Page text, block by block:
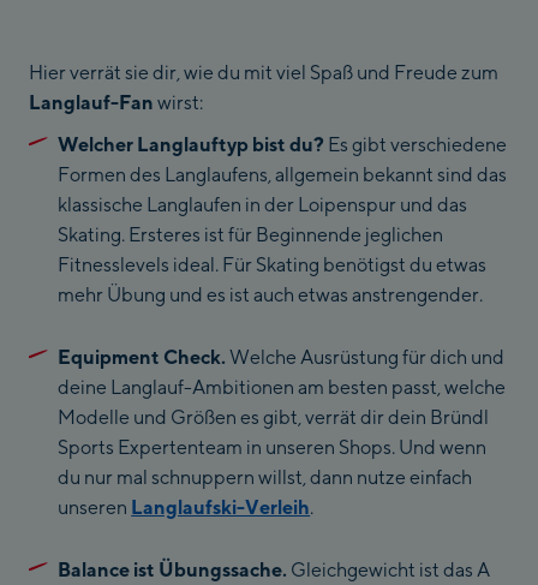
Hier verrät sie dir, wie du mit viel Spaß und Freude zum
Langlauf-Fan wirst:
Welcher Langlauftyp bist du? Es gibt verschiedene
Formen des Langlaufens, allgemein bekannt sind das
klassische Langlaufen in der Loipenspur und das
Skating. Ersteres ist für Beginnende jeglichen
Fitnesslevels ideal. Für Skating benötigst du etwas
mehr Übung und es ist auch etwas anstrengender.
Equipment Check. Welche Ausrüstung für dich und
deine Langlauf-Ambitionen am besten passt, welche
Modelle und Größen es gibt, verrät dir dein Bründl
Sports Expertenteam in unseren Shops. Und wenn
du nur mal schnuppern willst, dann nutze einfach
unseren Langlaufski-Verleih.
Balance ist Übungssache. Gleichgewicht ist das A